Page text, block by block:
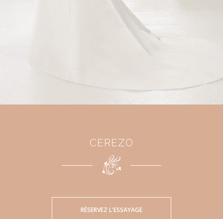
CEREZO
RÉSERVEZ L'ESSAYAGE